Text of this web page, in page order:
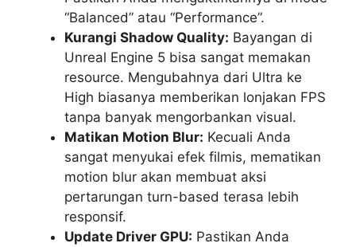
“Balanced” atau “Performance”.
Kurangi Shadow Quality: Bayangan di
Unreal Engine 5 bisa sangat memakan
resource. Mengubahnya dari Ultra ke
High biasanya memberikan lonjakan FPS
tanpa banyak mengorbankan visual.
Matikan Motion Blur: Kecuali Anda
sangat menyukai efek filmis, mematikan
motion blur akan membuat aksi
pertarungan turn-based terasa lebih
responsif.
Update Driver GPU: Pastikan Anda